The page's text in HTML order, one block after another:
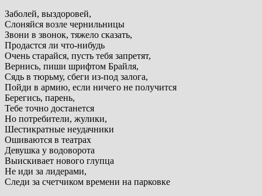
Заболей, выздоровей,
Слоняйся возле чернильницы
Звони в звонок, тяжело сказать,
Продастся ли что-нибудь
Очень старайся, пусть тебя запретят,
Вернись, пиши шрифтом Брайля,
Сядь в тюрьму, сбеги из-под залога,
Пойди в армию, если ничего не получится
Берегись, парень,
Тебе точно достанется
Но потребители, жулики,
Шестикратные неудачники
Ошиваются в театрах
Девушка у водоворота
Выискивает нового глупца
Не иди за лидерами,
Следи за счетчиком времени на парковке